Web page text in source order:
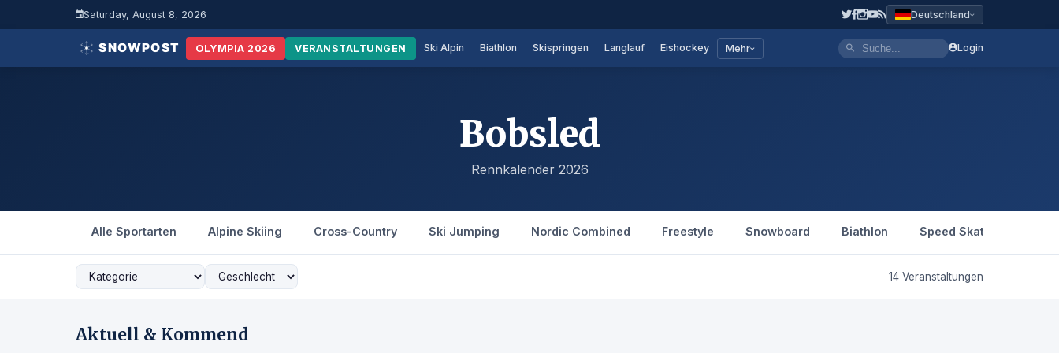
Saturday, August 8, 2026 Deutschland
OLYMPIA 2026 VERANSTALTUNGEN Ski Alpin Biathlon Skispringen Langlauf Eishockey Mehr Login
Bobsled
Rennkalender 2026
Alle Sportarten Alpine Skiing Cross-Country Ski Jumping Nordic Combined Freestyle Snowboard Biathlon Speed Skating
14 Veranstaltungen
Aktuell & Kommend